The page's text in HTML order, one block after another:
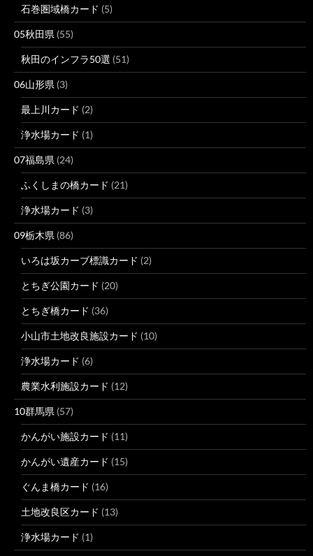
石巻圏域橋カード (5)
05秋田県 (55)
秋田のインフラ50選 (51)
06山形県 (3)
最上川カード (2)
浄水場カード (1)
07福島県 (24)
ふくしまの橋カード (21)
浄水場カード (3)
09栃木県 (86)
いろは坂カーブ標識カード (2)
とちぎ公園カード (20)
とちぎ橋カード (36)
小山市土地改良施設カード (10)
浄水場カード (6)
農業水利施設カード (12)
10群馬県 (57)
かんがい施設カード (11)
かんがい遺産カード (15)
ぐんま橋カード (16)
土地改良区カード (13)
浄水場カード (1)